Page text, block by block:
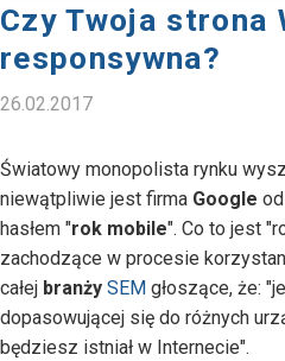
Czy Twoja strona
responsywna?
26.02.2017
Światowy monopolista rynku
niewątpliwie jest firma Google
hasłem "rok mobile". Co to jest
zachodzące w procesie
całej branży SEM głoszące, że:
dopasowującej się do różnych
będziesz istniał w Internecie".